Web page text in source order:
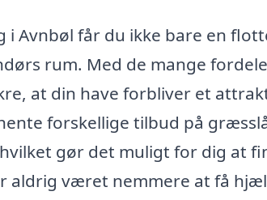
Avnbøl får du ikke bare en
rum. Med de mange
at din have forbliver et
forskellige tilbud på
gør det muligt for dig at
aldrig været nemmere at få